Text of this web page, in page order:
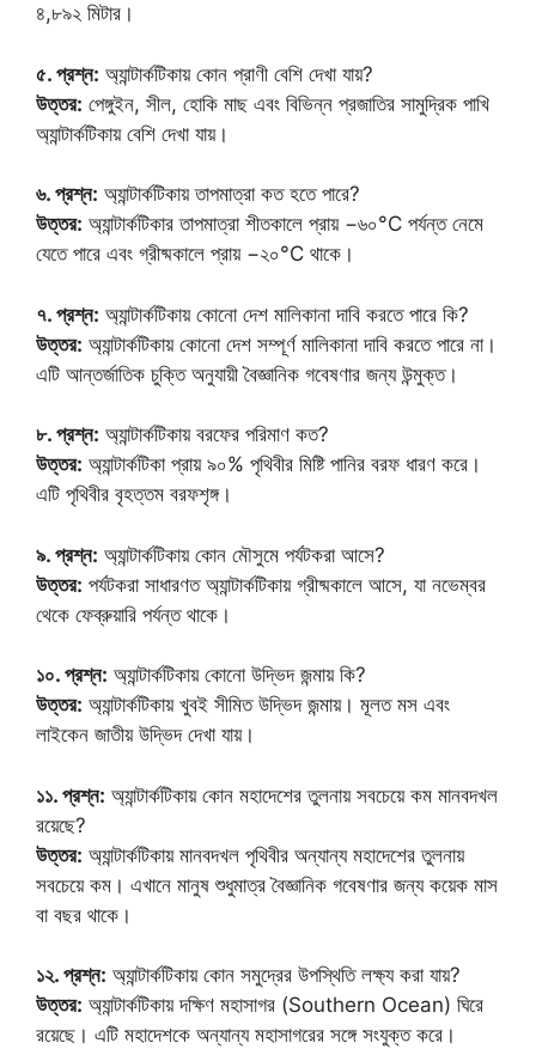
৪,৮৯২ মিটার।
৫. প্রশ্ন: অ্যান্টার্কটিকায় কোন প্রাণী বেশি দেখা যায়?
উত্তর: পেঙ্গুইন, সীল, হোকি মাছ এবং বিভিন্ন প্রজাতির সামুদ্রিক পাখি
অ্যান্টার্কটিকায় বেশি দেখা যায়।
৬. প্রশ্ন: অ্যান্টার্কটিকায় তাপমাত্রা কত হতে পারে?
উত্তর: অ্যান্টার্কটিকার তাপমাত্রা শীতকালে প্রায় −৬০°C পর্যন্ত নেমে
যেতে পারে এবং গ্রীষ্মকালে প্রায় −২০°C থাকে।
৭. প্রশ্ন: অ্যান্টার্কটিকায় কোনো দেশ মালিকানা দাবি করতে পারে কি?
উত্তর: অ্যান্টার্কটিকায় কোনো দেশ সম্পূর্ণ মালিকানা দাবি করতে পারে না।
এটি আন্তর্জাতিক চুক্তি অনুযায়ী বৈজ্ঞানিক গবেষণার জন্য উন্মুক্ত।
৮. প্রশ্ন: অ্যান্টার্কটিকায় বরফের পরিমাণ কত?
উত্তর: অ্যান্টার্কটিকা প্রায় ৯০% পৃথিবীর মিষ্টি পানির বরফ ধারণ করে।
এটি পৃথিবীর বৃহত্তম বরফশৃঙ্গ।
৯. প্রশ্ন: অ্যান্টার্কটিকায় কোন মৌসুমে পর্যটকরা আসে?
উত্তর: পর্যটকরা সাধারণত অ্যান্টার্কটিকায় গ্রীষ্মকালে আসে, যা নভেম্বর
থেকে ফেব্রুয়ারি পর্যন্ত থাকে।
১০. প্রশ্ন: অ্যান্টার্কটিকায় কোনো উদ্ভিদ জন্মায় কি?
উত্তর: অ্যান্টার্কটিকায় খুবই সীমিত উদ্ভিদ জন্মায়। মূলত মস এবং
লাইকেন জাতীয় উদ্ভিদ দেখা যায়।
১১. প্রশ্ন: অ্যান্টার্কটিকায় কোন মহাদেশের তুলনায় সবচেয়ে কম মানবদখল
রয়েছে?
উত্তর: অ্যান্টার্কটিকায় মানবদখল পৃথিবীর অন্যান্য মহাদেশের তুলনায়
সবচেয়ে কম। এখানে মানুষ শুধুমাত্র বৈজ্ঞানিক গবেষণার জন্য কয়েক মাস
বা বছর থাকে।
১২. প্রশ্ন: অ্যান্টার্কটিকায় কোন সমুদ্রের উপস্থিতি লক্ষ্য করা যায়?
উত্তর: অ্যান্টার্কটিকায় দক্ষিণ মহাসাগর (Southern Ocean) ঘিরে
রয়েছে। এটি মহাদেশকে অন্যান্য মহাসাগরের সঙ্গে সংযুক্ত করে।